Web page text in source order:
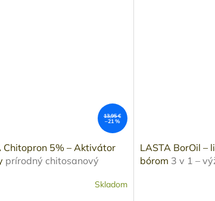
13,95 €
–21 %
Chitopron 5% – Aktivátor
prírodný chitosanový
Skladom
LASTA BorOil –
bórom 3 v 1 –